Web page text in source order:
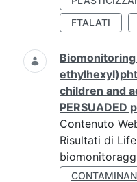
FTALATI
children and
PERSUADED
Contenuto
Risultati di